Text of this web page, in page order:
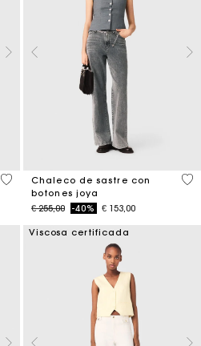
4,1 out of 5 Customer Rating
Chaleco de sastre con
botones joya
Price reduced from
€ 255,00to-40% € 153,00
5
Viscosa certificada